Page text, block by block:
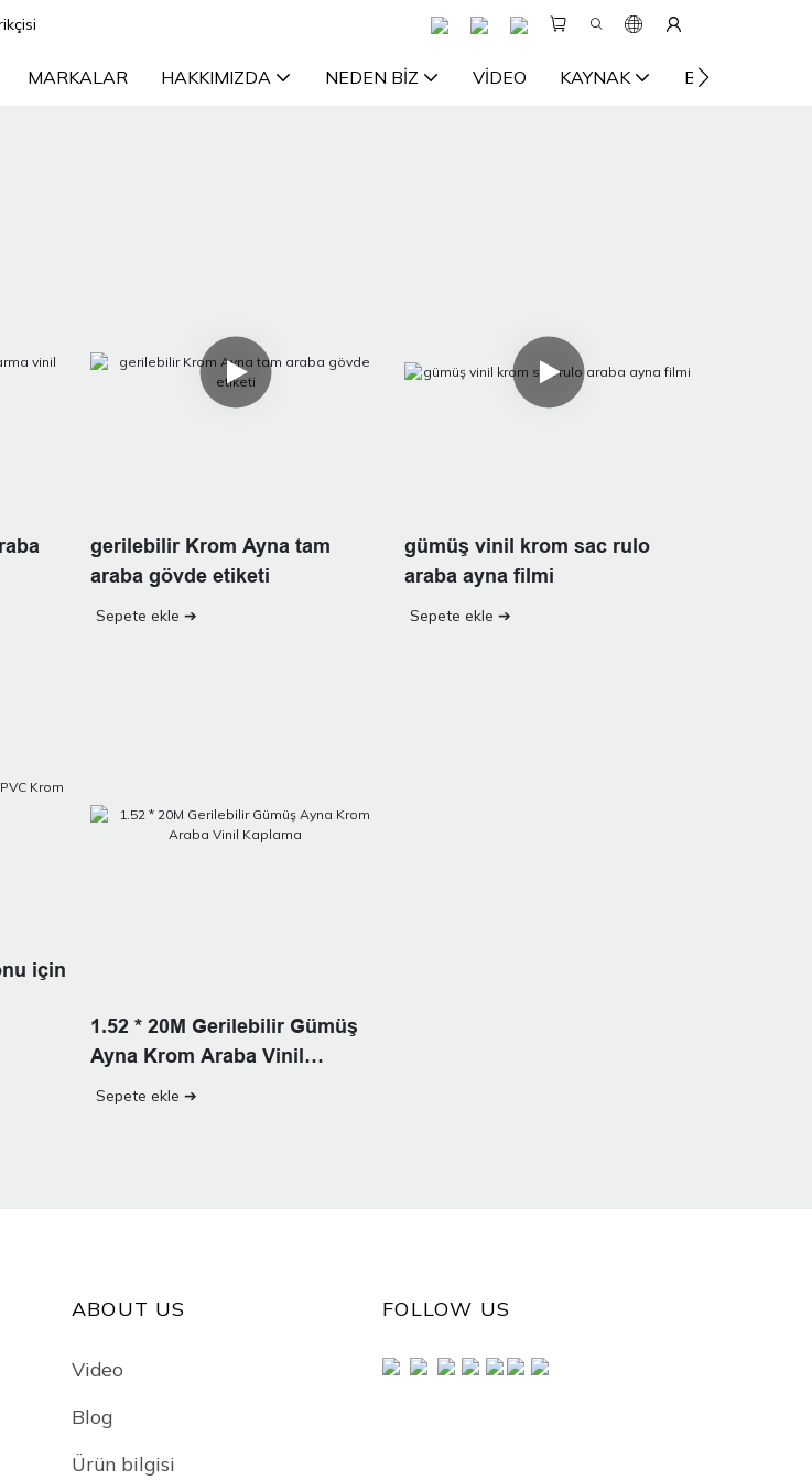
MARKALAR HAKKIMIZDA NEDEN BIZ VIDEO KAYNAK BIZE ULAŞIN
gerilebilir Krom Ayna tam
araba gövde etiketi
Sepete ekle ➔
gümüş vinil krom sac rulo
araba ayna filmi
Sepete ekle ➔
için
1.52 * 20M Gerilebilir Gümüş
Ayna Krom Araba Vinil
Kaplama
Sepete ekle ➔
ABOUT US
Video
Blog
Ürün bilgisi
FOLLOW US